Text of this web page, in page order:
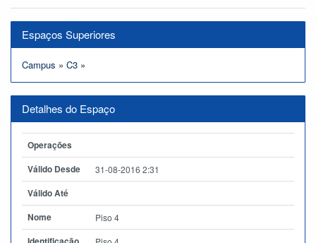
Espaços Superiores
Campus » C3 »
Detalhes do Espaço
Operações
Válido Desde
31-08-2016 2:31
Válido Até
Nome
Piso 4